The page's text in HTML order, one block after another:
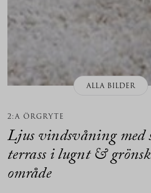
ALLA BILDER
2:A ÖRGRYTE
Ljus vindsvåning med
terrass i lugnt &
område